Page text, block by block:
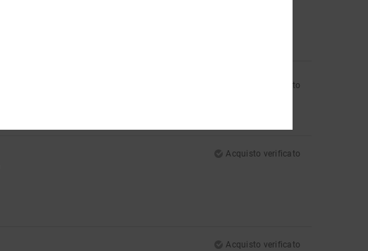
Acquisto verificato
Acquisto verificato
Acquisto verificato